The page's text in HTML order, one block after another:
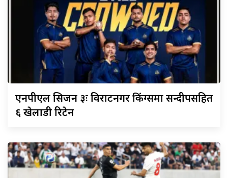
एनपीएलसिजन ३ः विराटनगर किंग्समा सन्दीपसहित
६ खेलाडी रिटेन